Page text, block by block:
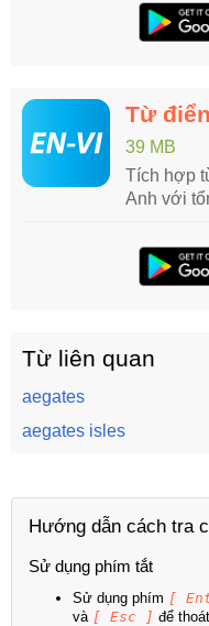
Từ
39 MB
Tích hợp
Anh với
Từ liên quan
aegates
aegates isles
Hướng dẫn cách tra
Sử dụng phím tắt
Sử dụng phím [
và [ Esc ] để